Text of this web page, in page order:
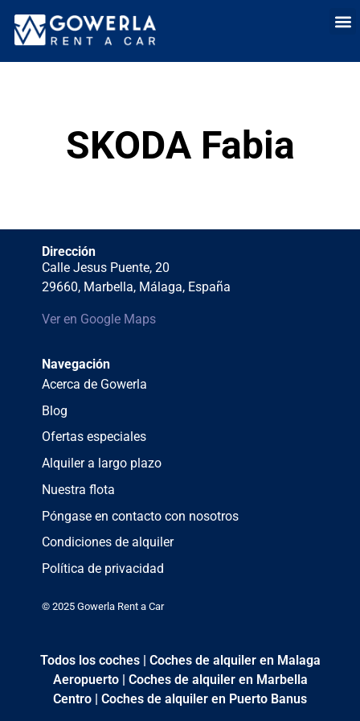
SKODA Fabia
Dirección
Calle Jesus Puente, 20
29660, Marbella, Málaga, España
Ver en Google Maps
Navegación
Acerca de Gowerla
Blog
Ofertas especiales
Alquiler a largo plazo
Nuestra flota
Póngase en contacto con nosotros
Condiciones de alquiler
Política de privacidad
© 2025 Gowerla Rent a Car
Todos los coches| Coches de alquiler en Malaga
Aeropuerto| Coches de alquiler en Marbella
Centro | Coches de alquiler en Puerto Banus